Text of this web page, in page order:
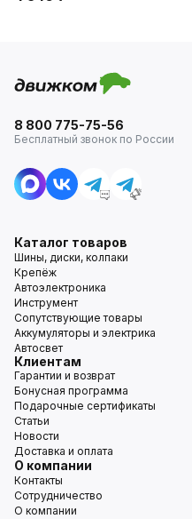
8 800 775-75-56
Бесплатный звонок по России
Каталог товаров
Шины, диски, колпаки
Крепёж
Автоэлектроника
Инструмент
Сопутствующие товары
Аккумуляторы и электрика
Автосвет
Клиентам
Гарантии и возврат
Бонусная программа
Подарочные сертификаты
Статьи
Новости
Доставка и оплата
О компании
Контакты
Сотрудничество
О компании